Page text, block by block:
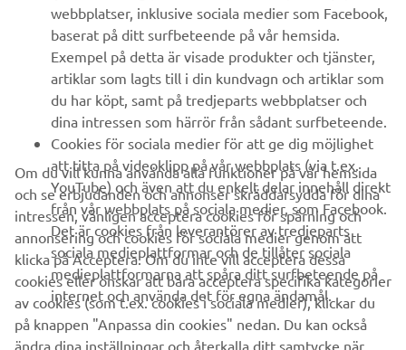
FAQ & SUPPORT
NYHETSBREV
Bli först att ta del av de senaste erbjudandena, evenemangen,
nyheterna och mycket mer
PRENUMERERA
Läs vår integritetspolicy för att ta reda på hur vi behandlar dina
personuppgifter:
Integritetspolicy
webbplatser, inklusive sociala medier som Facebook,
baserat på ditt surfbeteende på vår hemsida.
Exempel på detta är visade produkter och tjänster,
artiklar som lagts till i din kundvagn och artiklar som
du har köpt, samt på tredjeparts webbplatser och
dina intressen som härrör från sådant surfbeteende.
Cookies för sociala medier för att ge dig möjlighet
att titta på videoklipp på vår webbplats (via t.ex.
YouTube) och även att du enkelt delar innehåll direkt
från vår webbplats på sociala medier, som Facebook.
Det är cookies från leverantörer av tredjeparts
sociala medieplattformar och de tillåter sociala
medieplattformarna att spåra ditt surfbeteende på
internet och använda det för egna ändamål.
Om du vill kunna använda alla funktioner på vår hemsida
och se erbjudanden och annonser skräddarsydda för dina
intressen, vänligen acceptera cookies för spårning och
annonsering och cookies för sociala medier genom att
klicka på Acceptera. Om du inte vill acceptera dessa
cookies eller önskar att bara acceptera specifika kategorier
av cookies (som t.ex. cookies i sociala medier), klickar du
på knappen "Anpassa din cookies" nedan. Du kan också
ändra dina inställningar och återkalla ditt samtycke när